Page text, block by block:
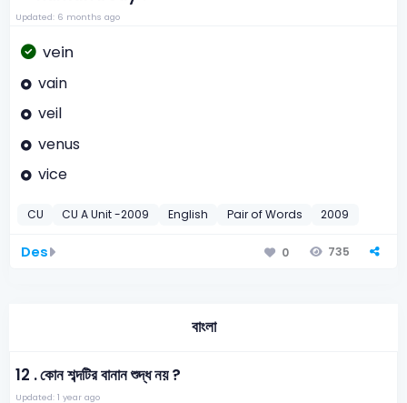
Updated: 6 months ago
vein
vain
veil
venus
vice
CU CU A Unit -2009 English Pair of Words 2009
Des 0 735
বাংলা
12 .কোন শব্দটির বানান শুদ্ধ নয় ?
Updated: 1 year ago